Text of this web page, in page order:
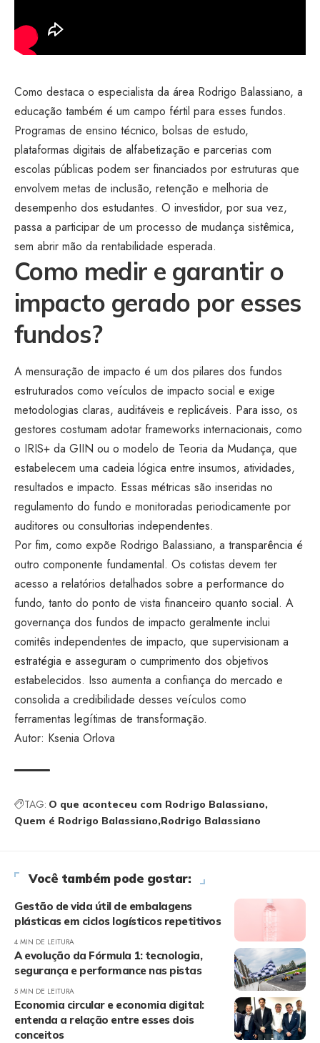
Como destaca o especialista da área Rodrigo Balassiano, a
educação também é um campo fértil para esses fundos.
Programas de ensino técnico, bolsas de estudo,
plataformas digitais de alfabetização e parcerias com
escolas públicas podem ser financiados por estruturas que
envolvem metas de inclusão, retenção e melhoria de
desempenho dos estudantes. O investidor, por sua vez,
passa a participar de um processo de mudança sistêmica,
sem abrir mão da rentabilidade esperada.
Como medir e garantir o
impacto gerado por esses
fundos?
A mensuração de impacto é um dos pilares dos fundos
estruturados como veículos de impacto social e exige
metodologias claras, auditáveis e replicáveis. Para isso, os
gestores costumam adotar frameworks internacionais, como
o IRIS+ da GIIN ou o modelo de Teoria da Mudança, que
estabelecem uma cadeia lógica entre insumos, atividades,
resultados e impacto. Essas métricas são inseridas no
regulamento do fundo e monitoradas periodicamente por
auditores ou consultorias independentes.
Por fim, como expõe Rodrigo Balassiano, a transparência é
outro componente fundamental. Os cotistas devem ter
acesso a relatórios detalhados sobre a performance do
fundo, tanto do ponto de vista financeiro quanto social. A
governança dos fundos de impacto geralmente inclui
comitês independentes de impacto, que supervisionam a
estratégia e asseguram o cumprimento dos objetivos
estabelecidos. Isso aumenta a confiança do mercado e
consolida a credibilidade desses veículos como
ferramentas legítimas de transformação.
Autor: Ksenia Orlova
TAG: O que aconteceu com Rodrigo Balassiano
Quem é Rodrigo Balassiano Rodrigo Balassiano
Você também pode gostar:
Gestão de vida útil de embalagens
plásticas em ciclos logísticos repetitivos
4 MIN DE LEITURA
A evolução da Fórmula 1: tecnologia,
segurança e performance nas pistas
5 MIN DE LEITURA
Economia circular e economia digital:
entenda a relação entre esses dois
conceitos